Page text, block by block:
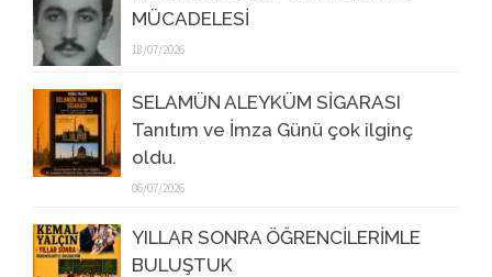
MÜCADELESİ
18/07/2026
SELAMÜN ALEYKÜM SİGARASI
Tanıtım ve İmza Günü çok ilginç
oldu.
06/07/2026
YILLAR SONRA ÖĞRENCİLERİMLE
BULUŞTUK